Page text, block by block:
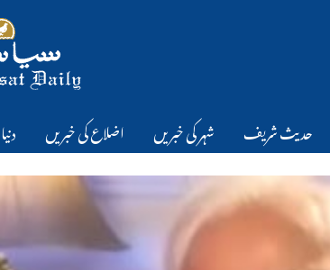
حدیث شریف شہر کی خبریں اضلاع کی خبریں دنیا